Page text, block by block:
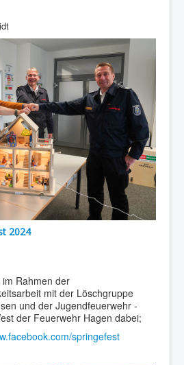
2024
Rahmen der
mit der Löschgruppe
und der Jugendfeuerwehr -
der Feuerwehr Hagen dabei;
springefest